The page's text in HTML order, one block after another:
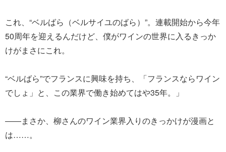
これ、“ベルばら（ベルサイユのばら）”。連載開始から今年
50周年を迎えるんだけど、僕がワインの世界に入るきっか
けがまさにこれ。
“ベルばら”でフランスに興味を持ち、「フランスならワイン
でしょ」と、この業界で働き始めてはや35年。」
――まさか、柳さんのワイン業界入りのきっかけが漫画と
は……。